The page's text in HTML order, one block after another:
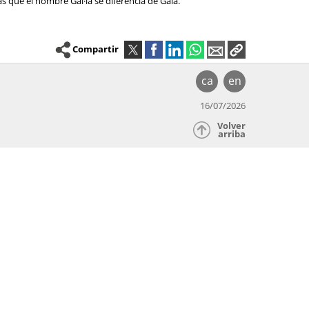
Compartir
ca en
16/07/2026
Volver
arriba